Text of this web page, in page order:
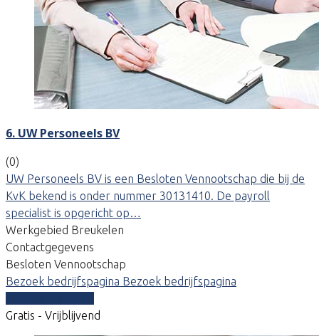
6. UW Personeels BV
(0)
UW Personeels BV is een Besloten Vennootschap die bij de
KvK bekend is onder nummer 30131410. De payroll
specialist is opgericht op…
Werkgebied Breukelen
Contactgegevens
Besloten Vennootschap
Bezoek bedrijfspagina Bezoek bedrijfspagina
Gratis - Vrijblijvend